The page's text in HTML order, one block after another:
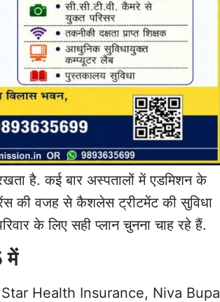
है. कई बार अस्पतालों में एडमिशन के
की वजह से कैशलेस ट्रीटमेंट की सुविधा
के लिए सही प्लान चुनना चाह रहे हैं.
में
Star Health Insurance, Niva Bupa